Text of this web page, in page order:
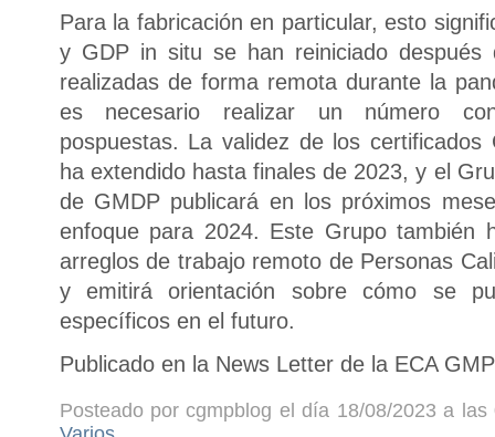
Para la fabricación en particular, esto
y GDP in situ se han reiniciado después
realizadas de forma remota durante la
es necesario realizar un número
pospuestas. La validez de los
ha extendido hasta finales de 2023, y el
de GMDP publicará en los próximos
enfoque para 2024. Este Grupo también
arreglos de trabajo remoto de Personas
y emitirá orientación sobre cómo se
específicos en el futuro.
Publicado en la News Letter de la ECA
Posteado por cgmpblog el día 18/08/2023 a